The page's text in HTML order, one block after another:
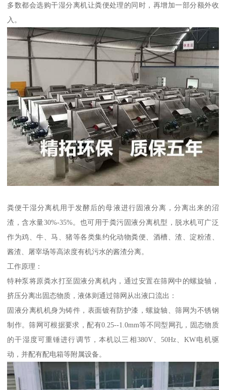
多数都会选购干湿分离机让粪便处理的同时，再增加一部分额外收
入。
粪便干湿分离机用于发酵后的母液进行固液分离，分离出来的沼
渣，含水量30%-35%。也可用于粪污固液分离机型，脱水机可广泛
作为鸡、牛、马、猪等各类集约化动物粪便、酒槽、渣、淀粉渣、
酱渣、屠宰场等高浓度有机污水的酱渣分离。
工作原理：
特种泵将原粪水打至固液分离机内，通过安置在筛网中的螺旋轴，
挤压分离出固态物质，液体则通过筛网从出液口流出：
固液分离机机身为铸件，表面镀有防护漆，螺旋轴、筛网为不锈钢
制作。筛网可根据要求，配有0.25--1.0mm等不同型网孔，固态物质
的干湿度可重锤进行调节，本机以三相380V、50Hz、KW电机驱
动，并配有配电箱等附属设备。